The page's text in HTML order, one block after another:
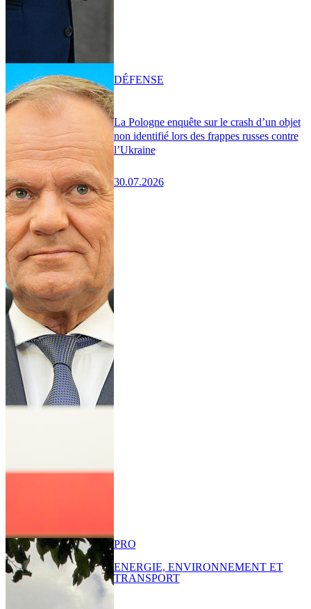
La Pologne enquête sur le crash d’un objet
non identifié lors des frappes russes contre
l’Ukraine
30.07.2026
DÉFENSE
PRO
ENERGIE, ENVIRONNEMENT ET
TRANSPORT